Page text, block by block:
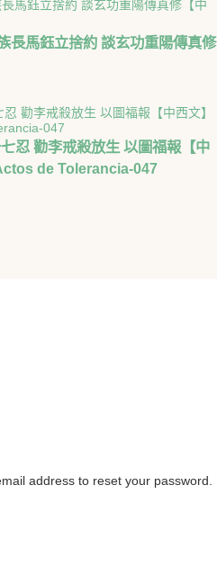
長馬鈺立捨約 談玄功重陽傳真修
忍 勸李戒殺放生 以圖福報【中
de Tolerancia-047
address to reset your password.